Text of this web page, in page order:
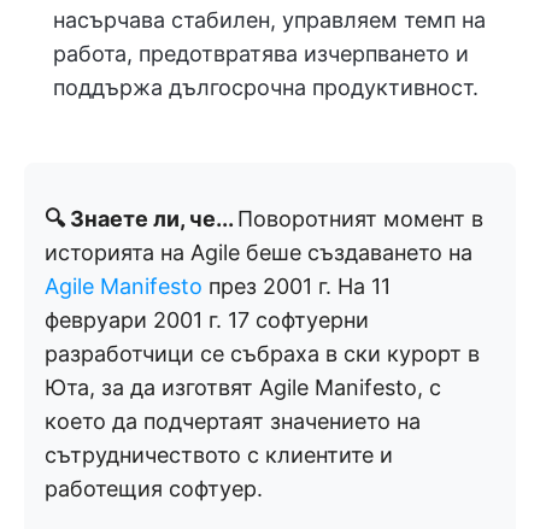
насърчава стабилен, управляем темп на
работа, предотвратява изчерпването и
поддържа дългосрочна продуктивност.
🔍 Знаете ли, че... Поворотният момент в
историята на Agile беше създаването на
Agile Manifesto през 2001 г. На 11
февруари 2001 г. 17 софтуерни
разработчици се събраха в ски курорт в
Юта, за да изготвят Agile Manifesto, с
което да подчертаят значението на
сътрудничеството с клиентите и
работещия софтуер.